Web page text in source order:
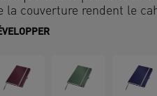
la couverture rendent le